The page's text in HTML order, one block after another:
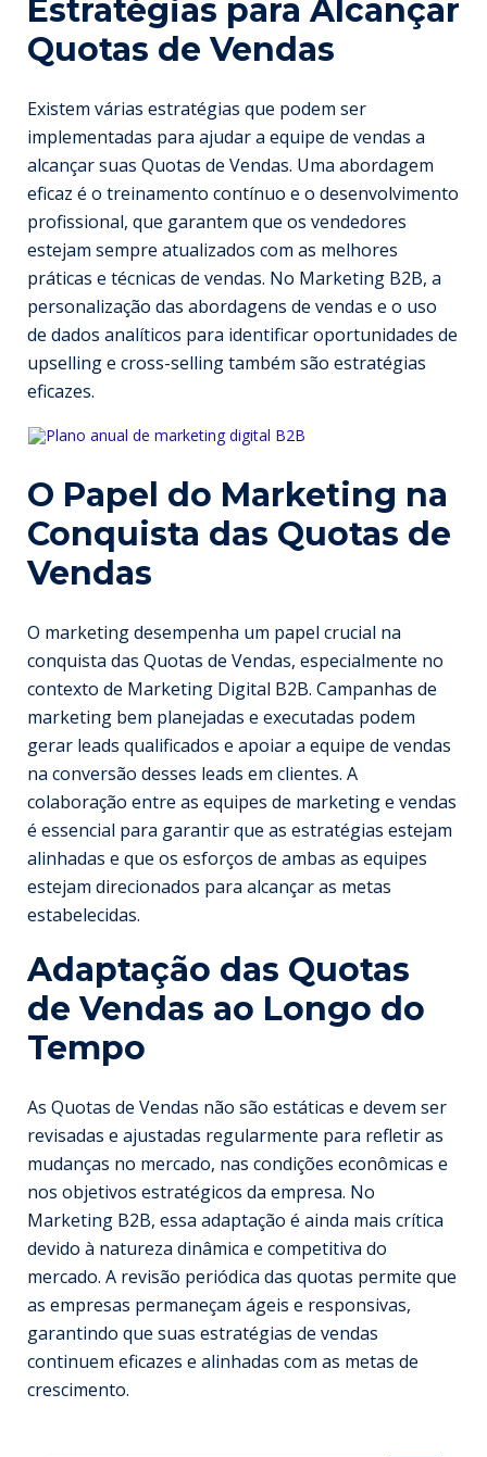
Estratégias para Alcançar
Quotas de Vendas
Existem várias estratégias que podem ser
implementadas para ajudar a equipe de vendas a
alcançar suas Quotas de Vendas. Uma abordagem
eficaz é o treinamento contínuo e o desenvolvimento
profissional, que garantem que os vendedores
estejam sempre atualizados com as melhores
práticas e técnicas de vendas. No Marketing B2B, a
personalização das abordagens de vendas e o uso
de dados analíticos para identificar oportunidades de
upselling e cross-selling também são estratégias
eficazes.
O Papel do Marketing na
Conquista das Quotas de
Vendas
O marketing desempenha um papel crucial na
conquista das Quotas de Vendas, especialmente no
contexto de Marketing Digital B2B. Campanhas de
marketing bem planejadas e executadas podem
gerar leads qualificados e apoiar a equipe de vendas
na conversão desses leads em clientes. A
colaboração entre as equipes de marketing e vendas
é essencial para garantir que as estratégias estejam
alinhadas e que os esforços de ambas as equipes
estejam direcionados para alcançar as metas
estabelecidas.
Adaptação das Quotas
de Vendas ao Longo do
Tempo
As Quotas de Vendas não são estáticas e devem ser
revisadas e ajustadas regularmente para refletir as
mudanças no mercado, nas condições econômicas e
nos objetivos estratégicos da empresa. No
Marketing B2B, essa adaptação é ainda mais crítica
devido à natureza dinâmica e competitiva do
mercado. A revisão periódica das quotas permite que
as empresas permaneçam ágeis e responsivas,
garantindo que suas estratégias de vendas
continuem eficazes e alinhadas com as metas de
crescimento.